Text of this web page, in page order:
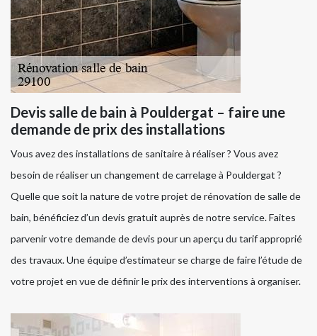
Devis salle de bain à Pouldergat – faire une
demande de prix des installations
Vous avez des installations de sanitaire à réaliser ? Vous avez
besoin de réaliser un changement de carrelage à Pouldergat ?
Quelle que soit la nature de votre projet de rénovation de salle de
bain, bénéficiez d’un devis gratuit auprès de notre service. Faites
parvenir votre demande de devis pour un aperçu du tarif approprié
des travaux. Une équipe d’estimateur se charge de faire l’étude de
votre projet en vue de définir le prix des interventions à organiser.